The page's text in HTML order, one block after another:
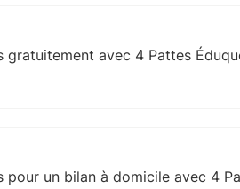
gratuitement avec 4 Pattes
pour un bilan à domicile avec 4